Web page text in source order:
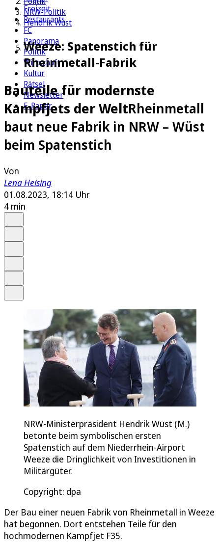
Freizeit
Restaurants
FC
Panorama
Politik
Wirtschaft
Kultur
Rätsel
Newsletter
E-Paper
NRW-Politik
Hendrik Wüst
Weeze: Spatenstich für
Rheinmetall-Fabrik
Bauteile für modernste
Kampfjets der WeltRheinmetall
baut neue Fabrik in NRW – Wüst
beim Spatenstich
Von
Lena Heising
01.08.2023, 18:14 Uhr
4 min
NRW-Ministerpräsident Hendrik Wüst (M.)
betonte beim symbolischen ersten
Spatenstich auf dem Niederrhein-Airport
Weeze die Dringlichkeit von Investitionen in
Militärgüter.
Copyright: dpa
Der Bau einer neuen Fabrik von Rheinmetall in Weeze
hat begonnen. Dort entstehen Teile für den
hochmodernen Kampfjet F35.